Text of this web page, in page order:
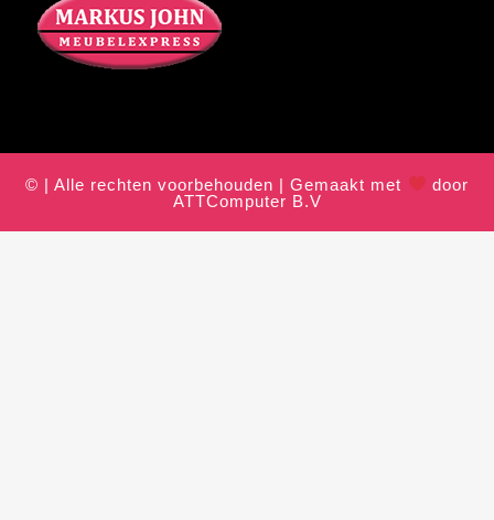
© | Alle rechten voorbehouden | Gemaakt met
door
ATTComputer B.V